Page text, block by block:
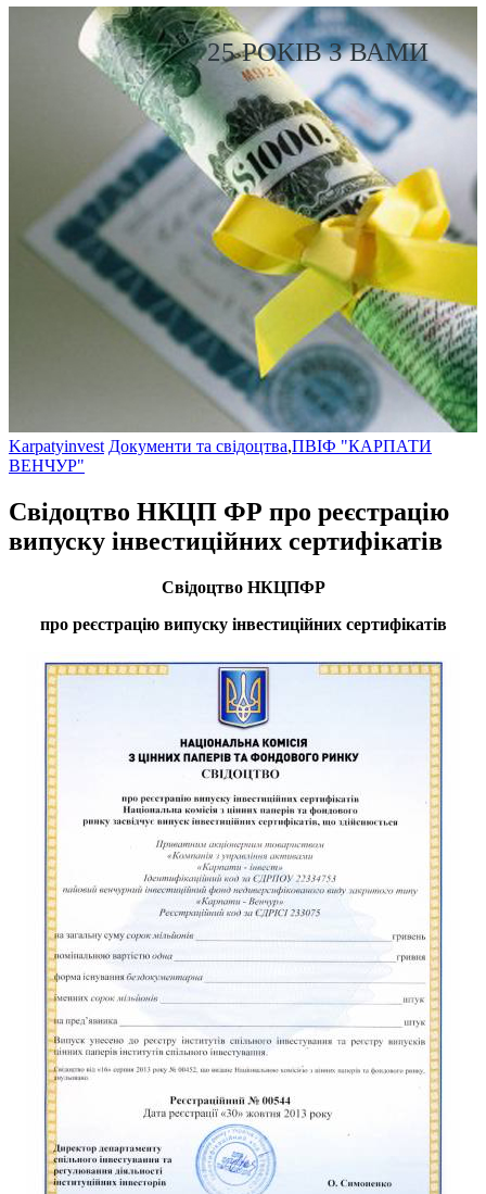
25 РОКІВ З ВАМИ
Karpatyinvest Документи та свідоцтва,ПВІФ "КАРПАТИ
ВЕНЧУР"
Свідоцтво НКЦП ФР про реєстрацію
випуску інвеcтиційних сертифікатів
Свідоцтво НКЦПФР
про реєстрацію випуску інвеcтиційних сертифікатів